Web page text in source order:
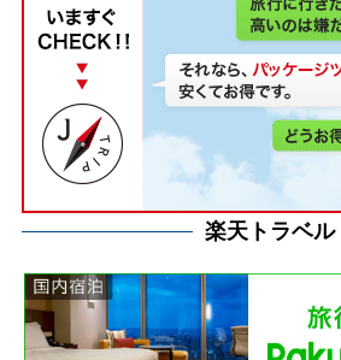
楽天トラベル